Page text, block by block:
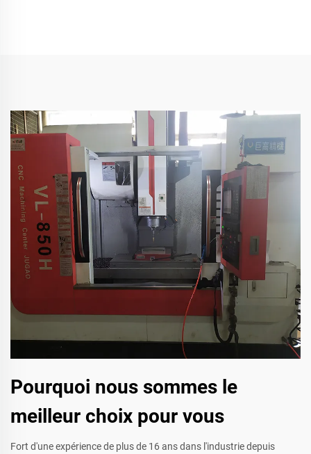
Pourquoi nous sommes le
meilleur choix pour vous
Fort d'une expérience de plus de 16 ans dans l'industrie depuis